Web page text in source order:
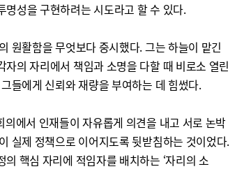
성을 구현하려는 시도라고 할 수 있다.
원활함을 무엇보다 중시했다. 그는 하늘이 맡긴
의 자리에서 책임과 소명을 다할 때 비로소 열린
들에게 신뢰와 재량을 부여하는 데 힘썼다.
에서 인재들이 자유롭게 의견을 내고 서로 논박
실제 정책으로 이어지도록 뒷받침하는 것이었다.
핵심 자리에 적임자를 배치하는 ‘자리의 소